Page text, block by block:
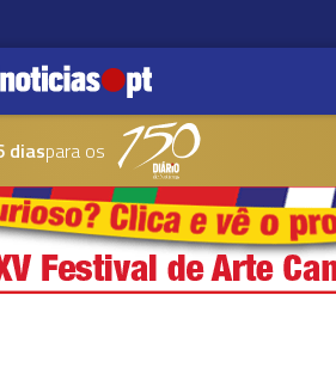
diaspara os